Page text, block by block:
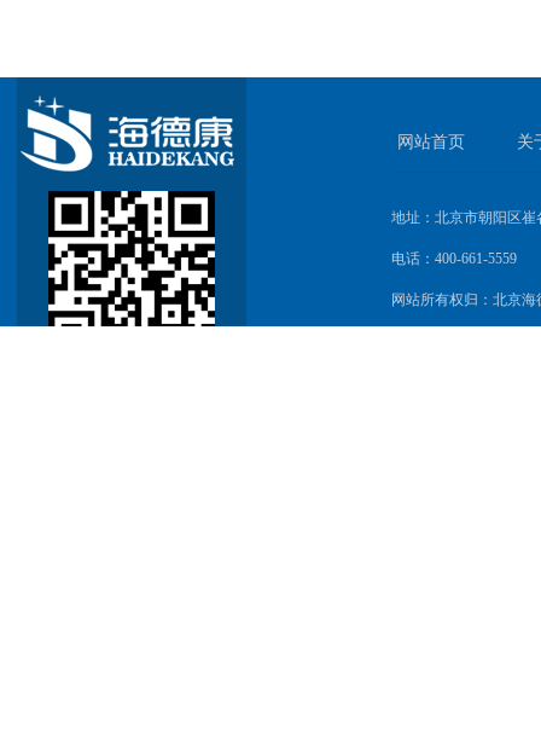
网站首页 关
地址：北京市朝阳区崔
电话：400-661-5559
网站所有权归：北京